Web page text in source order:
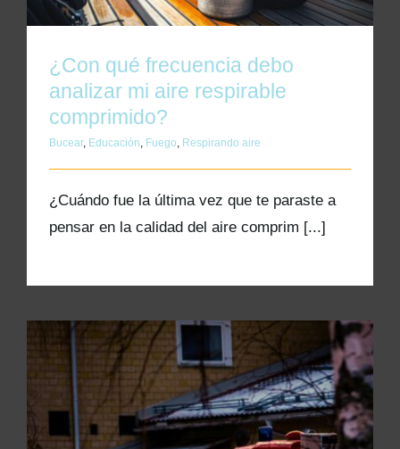
Kits AirCheck✓
Account¿Con qué frecuencia debo
analizar mi aire respirable
comprimido?
Bucear, Educación, Fuego, Respirando aire
¿Cuándo fue la última vez que te paraste a
pensar en la calidad del aire comprim [...]